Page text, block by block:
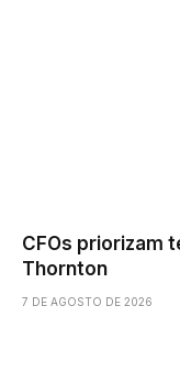
CFOs priorizam
Thornton
7 DE AGOSTO DE 2026